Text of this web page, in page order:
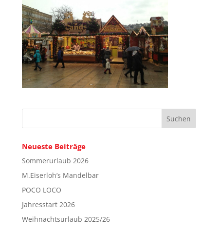
Neueste Beiträge
Sommerurlaub 2026
M.Eiserloh’s Mandelbar
POCO LOCO
Jahresstart 2026
Weihnachtsurlaub 2025/26